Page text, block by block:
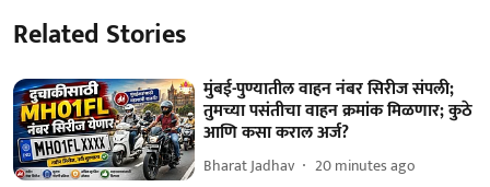
Related Stories
मुंबई-पुण्यातील वाहन नंबर सिरीज संपली;
तुमच्या पसंतीचा वाहन क्रमांक मिळणार; कुठे
आणि कसा कराल अर्ज?
Bharat Jadhav 20 minutes ago